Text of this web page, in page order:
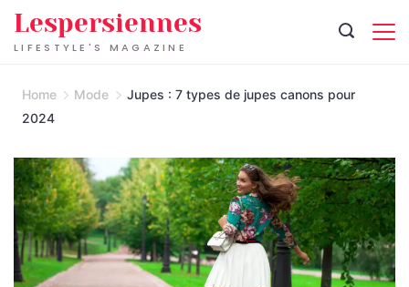
Skip
toLIFESTYLE'S MAGAZINE
Lespersiennes
Home Mode
Jupes : 7 types de jupes canons pour
2024